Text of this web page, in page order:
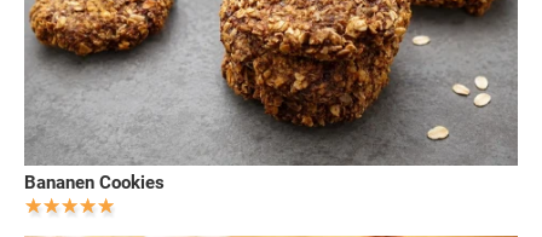
Bananen Cookies